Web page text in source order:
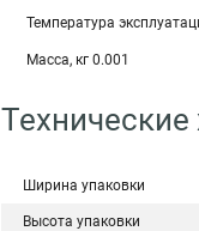
Температура
Масса, кг 0.001
Ширина упаковки
Высота упаковки